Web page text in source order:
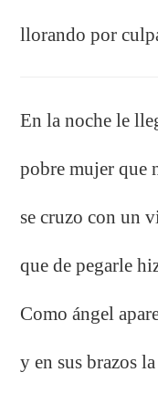
llorando por
En la noche le
pobre mujer que
se cruzo con un
que de pegarle
Como ángel
y en sus brazos